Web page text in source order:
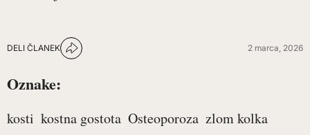
DELI ČLANEK 2 marca, 2026
Oznake:
kosti kostna gostota Osteoporoza zlom kolka